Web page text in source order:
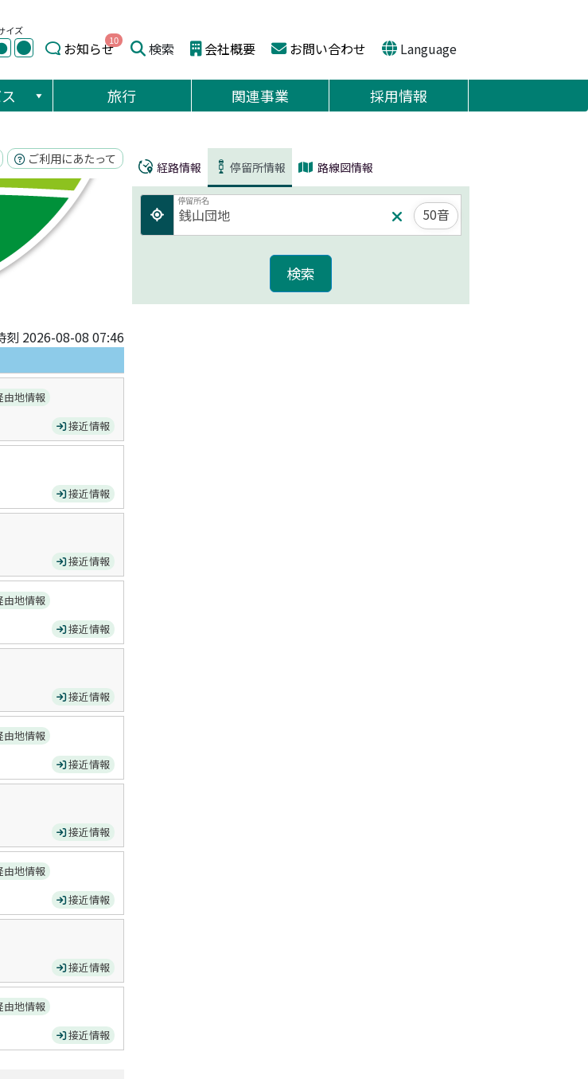
イズ
● お知らせ10 検索 会社概要 お問い合わせ Language
旅行 関連事業 採用情報
ご利用にあたって
刻 2026-08-08 07:46
由地情報
接近情報
接近情報
接近情報
由地情報
接近情報
接近情報
由地情報
接近情報
接近情報
由地情報
接近情報
接近情報
由地情報
接近情報
経路情報 停留所情報 路線図情報
停留所名
50音